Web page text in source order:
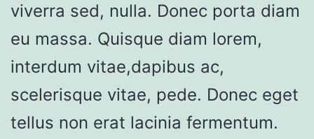
viverra sed, nulla. Donec porta diam
eu massa. Quisque diam lorem,
interdum vitae,dapibus ac,
scelerisque vitae, pede. Donec eget
tellus non erat lacinia fermentum.